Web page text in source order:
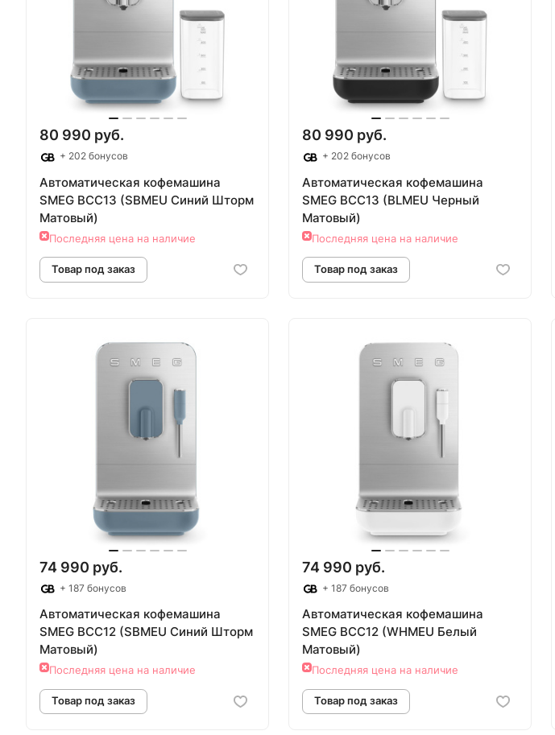
80 990 руб.
+ 202 бонусов
Автоматическая кофемашина
SMEG BCC13 (SBMEU Синий Шторм
Матовый)
Последняя цена на наличие
80 990 руб.
+ 202 бонусов
Автоматическая кофемашина
SMEG BCC13 (BLMEU Черный
Матовый)
Последняя цена на наличие
74 990 руб.
+ 187 бонусов
Автоматическая кофемашина
SMEG BCC12 (SBMEU Синий Шторм
Матовый)
Последняя цена на наличие
74 990 руб.
+ 187 бонусов
Автоматическая кофемашина
SMEG BCC12 (WHMEU Белый
Матовый)
Последняя цена на наличие